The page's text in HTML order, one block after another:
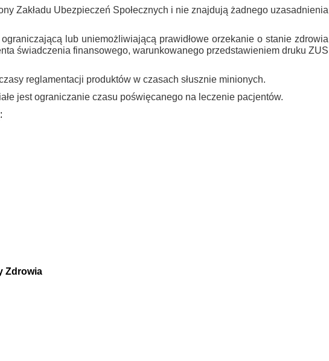
Zakładu Ubezpieczeń Społecznych i nie znajdują żadnego uzasadnienia
lub uniemożliwiającą prawidłowe orzekanie o stanie zdrowia
świadczenia finansowego, warunkowanego przedstawieniem druku ZUS
reglamentacji produktów w czasach słusznie minionych.
jest ograniczanie czasu poświęcanego na leczenie pacjentów.
Zdrowia